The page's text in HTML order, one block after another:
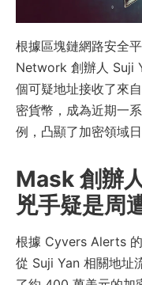
根據區塊鏈網路安全
Network 創辦人 Suji
個可疑地址接收了來
密貨幣，成為近期一
例，凸顯了加密領域
Mask 創辦
兇手疑是周
根據 Cyvers Alerts
從 Suji Yan 相關地址